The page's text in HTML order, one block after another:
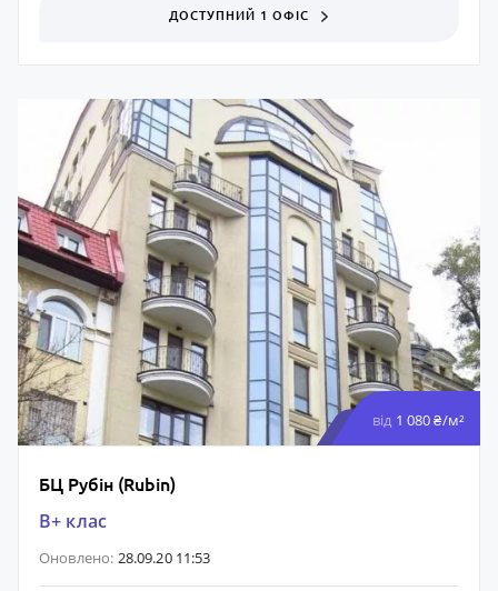
ДОСТУПНИЙ 1 ОФІС
від 1 080 ₴/м²
БЦ Рубін (Rubin)
B+ клас
Оновлено: 28.09.20 11:53